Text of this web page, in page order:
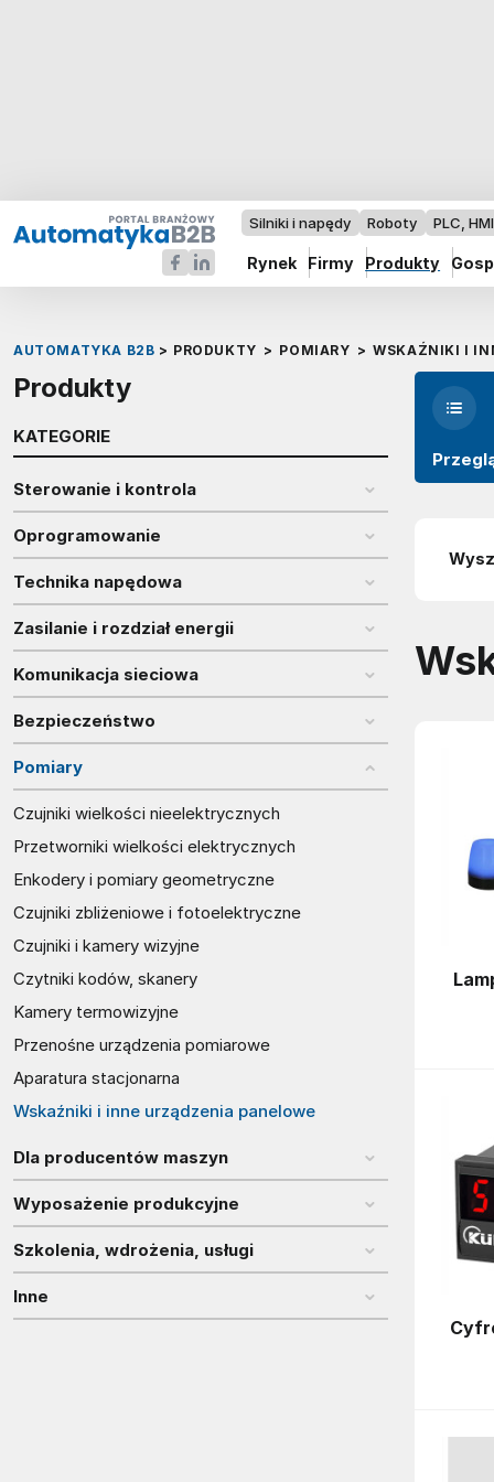
Silniki i napędy Roboty PLC,
Rynek Firmy Produkty
AUTOMATYKA B2B > PRODUKTY > POMIARY > WSKAŹNIKI I
Produkty
KATEGORIE
Sterowanie i kontrola
Oprogramowanie
Technika napędowa
Zasilanie i rozdział energii
Komunikacja sieciowa
Bezpieczeństwo
Pomiary
Czujniki wielkości nieelektrycznych
Przetworniki wielkości elektrycznych
Enkodery i pomiary geometryczne
Czujniki zbliżeniowe i fotoelektryczne
Czujniki i kamery wizyjne
Czytniki kodów, skanery
Kamery termowizyjne
Przenośne urządzenia pomiarowe
Aparatura stacjonarna
Wskaźniki i inne urządzenia panelowe
Dla producentów maszyn
Wyposażenie produkcyjne
Szkolenia, wdrożenia, usługi
Inne